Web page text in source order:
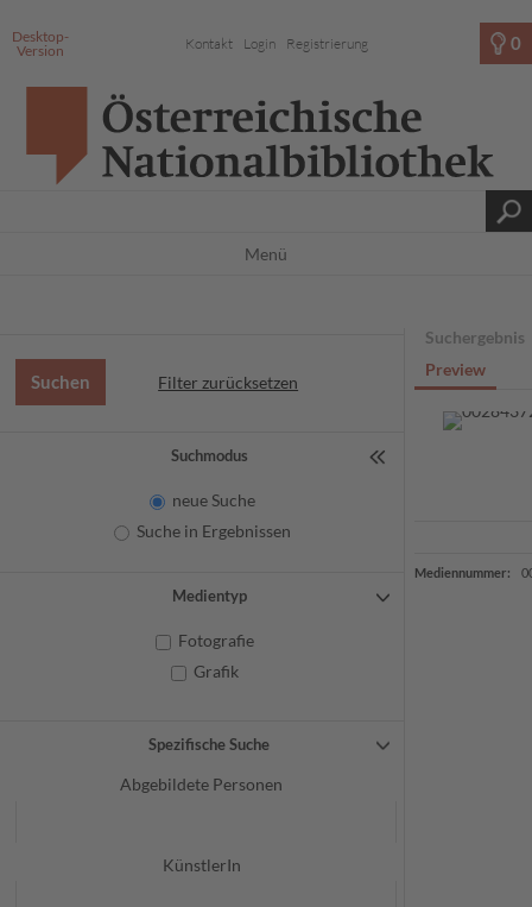
Desktop-
Version
Kontakt Login Registrierung 0
Menü
Filter zurücksetzen
Suchmodus
neue Suche
Suche in Ergebnissen
Medientyp
Fotografie
Grafik
Spezifische Suche
Abgebildete Personen
KünstlerIn
Suchergebnis
Preview
Mediennummer: